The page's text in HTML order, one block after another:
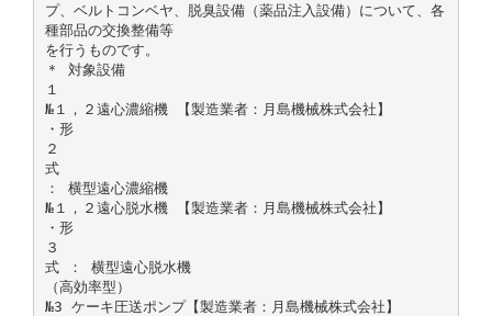
プ、ベルトコンベヤ、脱臭設備（薬品注入設備）について、各
種部品の交換整備等
を行うものです。
＊ 対象設備
１
№１，２遠心濃縮機 【製造業者：月島機械株式会社】
・形
２
式
： 横型遠心濃縮機
№１，２遠心脱水機 【製造業者：月島機械株式会社】
・形
３
式 ： 横型遠心脱水機
（高効率型）
№3 ケーキ圧送ポンプ【製造業者：月島機械株式会社】